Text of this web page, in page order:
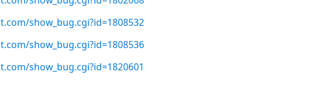
show_bug.cgi?id=1808532
show_bug.cgi?id=1808536
show_bug.cgi?id=1820601